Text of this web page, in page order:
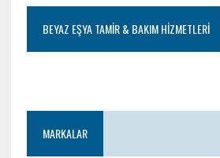
BEYAZ EŞYA TAMIR & BAKIM HIZMETLERI
MARKALAR